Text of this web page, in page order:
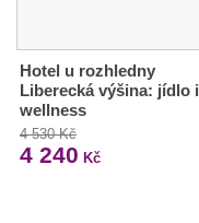
Hotel u rozhledny
Liberecká výšina: jídlo i
wellness
4 530 Kč
4 240 Kč